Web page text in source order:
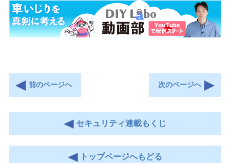
前のページへ 次のページへ
セキュリティ連載もくじ
トップページへもどる